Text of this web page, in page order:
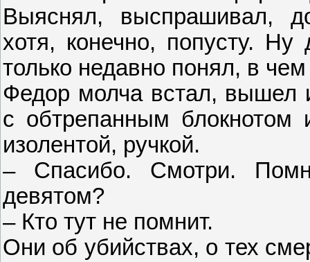
Выяснял, выспрашивал,
хотя, конечно, попусту.
только недавно понял, в
Федор молча встал, вышел
с обтрепанным блокнотом
изолентой, ручкой.
– Спасибо. Смотри.
девятом?
– Кто тут не помнит.
Они об убийствах, о тех